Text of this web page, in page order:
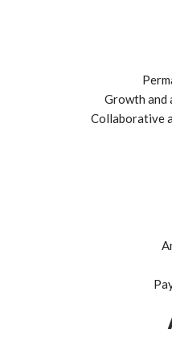
Growth and
Collaborative